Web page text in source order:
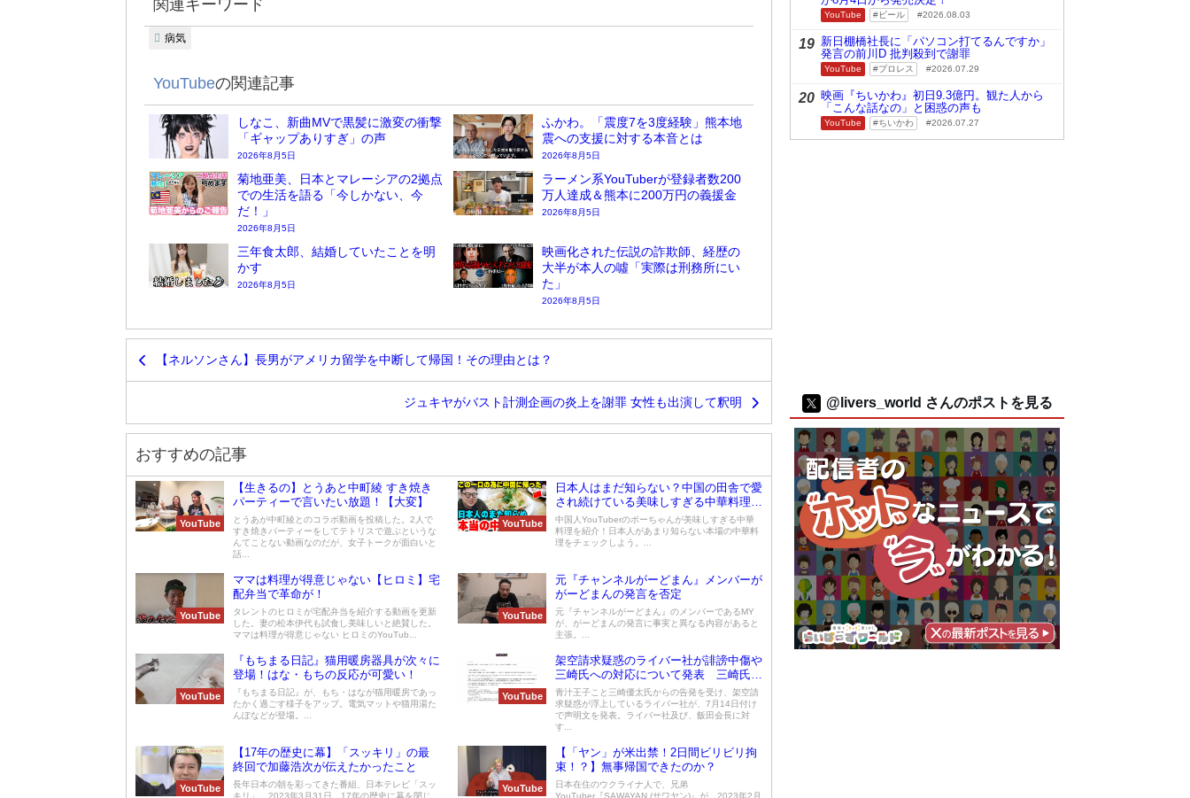
関連キーワード
病気
YouTubeの関連記事
しなこ、新曲MVで黒髪に激変の衝撃
「ギャップありすぎ」の声
2026年8月5日
ふかわ。「震度7を3度経験」熊本地
震への支援に対する本音とは
2026年8月5日
菊地亜美、日本とマレーシアの2拠点
での生活を語る「今しかない、今
だ！」
2026年8月5日
ラーメン系YouTuberが登録者数200
万人達成＆熊本に200万円の義援金
2026年8月5日
三年食太郎、結婚していたことを明
かす
2026年8月5日
映画化された伝説の詐欺師、経歴の
大半が本人の噓「実際は刑務所にい
た」
2026年8月5日
【ネルソンさん】長男がアメリカ留学を中断して帰国！その理由とは？
ジュキヤがバスト計測企画の炎上を謝罪 女性も出演して釈明
おすすめの記事
YouTube
【生きるの】とうあと中町綾 すき焼き
パーティーで言いたい放題！【大変】
とうあが中町綾とのコラボ動画を投稿した。2人で
すき焼きパーティーをしてテトリスで遊ぶというな
んてことない動画なのだが、女子トークが面白いと
話...
YouTube
日本人はまだ知らない？中国の田舎で愛
され続けている美味しすぎる中華料理と
は？
中国人YouTuberのポーちゃんが美味しすぎる中華
料理を紹介！日本人があまり知らない本場の中華料
理をチェックしよう。...
YouTube
ママは料理が得意じゃない【ヒロミ】宅
配弁当で革命が！
タレントのヒロミが宅配弁当を紹介する動画を更新
した。妻の松本伊代も試食し美味しいと絶賛した。
ママは料理が得意じゃない ヒロミのYouTub...
YouTube
元『チャンネルがーどまん』メンバーが
がーどまんの発言を否定
元『チャンネルがーどまん』のメンバーであるMY
が、がーどまんの発言に事実と異なる内容があると
主張。...
YouTube
『もちまる日記』猫用暖房器具が次々に
登場！はな・もちの反応が可愛い！
『もちまる日記』が、もち・はなが猫用暖房であっ
たかく過ごす様子をアップ。電気マットや猫用湯た
んぽなどが登場。...
YouTube
架空請求疑惑のライバー社が誹謗中傷や
三崎氏への対応について発表 三崎氏は
Twitterで反論
青汁王子こと三崎優太氏からの告発を受け、架空請
求疑惑が浮上しているライバー社が、7月14日付け
で声明文を発表。ライバー社及び、飯田会長に対
す...
YouTube
【17年の歴史に幕】「スッキリ」の最
終回で加藤浩次が伝えたかったこと
長年日本の朝を彩ってきた番組、日本テレビ「スッ
キリ」。2023年3月31日、17年の歴史に幕を閉じ
YouTube
【「ヤン」が米出禁！2日間ビリビリ拘
束！？】無事帰国できたのか？
日本在住のウクライナ人で、兄弟
YouTuber『SAWAYAN (サワヤン)』が、2023年2月
YouTube ビール 2026.08.03
19 新日棚橋社長に「パソコン打てるんですか」
発言の前川D 批判殺到で謝罪
YouTube プロレス 2026.07.29
20 映画『ちいかわ』初日9.3億円。観た人から
「こんな話なの」と困惑の声も
YouTube ちいかわ 2026.07.27
@livers_world さんのポストを見る